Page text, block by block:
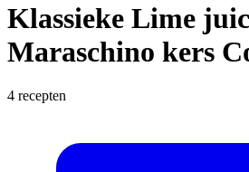
Klassieke Lime
Maraschino kers
4 recepten